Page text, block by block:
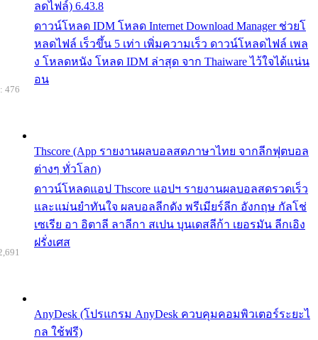
ลดไฟล์) 6.43.8
ดาวน์โหลด IDM โหลด Internet Download Manager ช่วยโ
หลดไฟล์ เร็วขึ้น 5 เท่า เพิ่มความเร็ว ดาวน์โหลดไฟล์ เพล
ง โหลดหนัง โหลด IDM ล่าสุด จาก Thaiware ไว้ใจได้แน่น
อน
Thscore (App รายงานผลบอลสดภาษาไทย จากลีกฟุตบอล
ต่างๆ ทั่วโลก)
ดาวน์โหลดแอป Thscore แอปฯ รายงานผลบอลสดรวดเร็ว
และแม่นยำทันใจ ผลบอลลีกดัง พรีเมียร์ลีก อังกฤษ กัลโช่
เซเรีย อา อิตาลี ลาลีกา สเปน บุนเดสลีก้า เยอรมัน ลีกเอิง
ฝรั่งเศส
476
AnyDesk (โปรแกรม AnyDesk ควบคุมคอมพิวเตอร์ระยะไ
กล ใช้ฟรี)